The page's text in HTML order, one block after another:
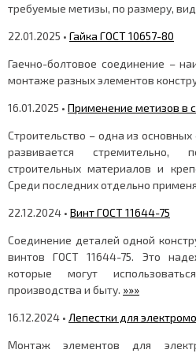
требуемые метизы, по размеру,
22.01.2025 • Гайка ГОСТ 10657-80
Гаечно-болтовое соединение –
монтаже разных элементов
16.01.2025 • Применение метизов в
Строительство – одна из
развивается стремительно,
строительных материалов и
Среди последних отдельно
22.12.2024 • Винт ГОСТ 11644-75
Соединение деталей одной
винтов ГОСТ 11644-75. Это
которые могут
производства и быту. »»»
16.12.2024 • Лепестки для
Монтаж элементов для